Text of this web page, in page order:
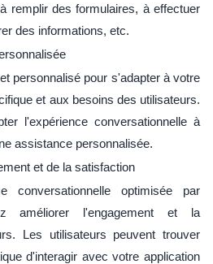
remplir des formulaires, à effectuer
des informations, etc.
personnalisé pour s'adapter à votre
et aux besoins des utilisateurs.
l'expérience conversationnelle à
assistance personnalisée.
et de la satisfaction
conversationnelle optimisée par
améliorer l'engagement et la
Les utilisateurs peuvent trouver
d'interagir avec votre application